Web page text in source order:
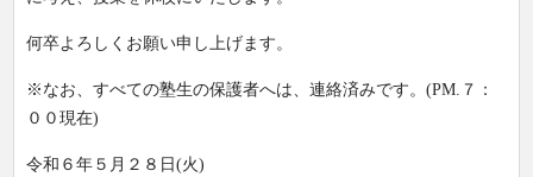
何卒よろしくお願い申し上げます。
※なお、すべての塾生の保護者へは、連絡済みです。(PM.７：
００現在)
令和６年５月２８日(火)